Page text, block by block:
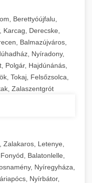
Berettyóújfalu,
Derecske,
Balmazújváros,
Nyíradony,
Polgár, Hajdúnánás,
Tokaj, Felsőzsolca,
Zalaszentgrót
Zalakaros, Letenye,
Balatonlelle,
Nyíregyháza,
Nyírbátor,